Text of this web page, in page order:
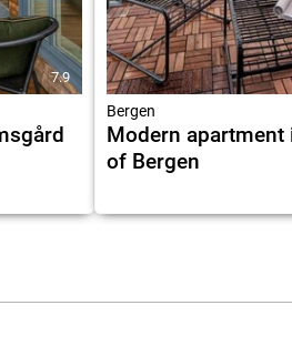
7.9
Bergen
Modern apartment
of Bergen